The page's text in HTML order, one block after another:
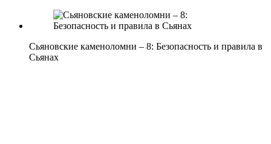
Сьяновские каменоломни – 8: Безопасность и правила в
Сьянах